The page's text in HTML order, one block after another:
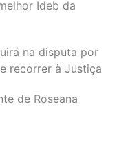
Ideb da
na disputa por
recorrer à Justiça
de Roseana